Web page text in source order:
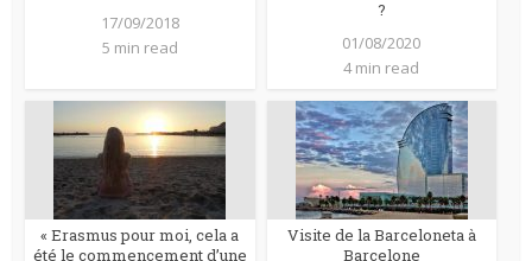
17/09/2018
5 min read
?
01/08/2020
4 min read
« Erasmus pour moi, cela a
été le commencement d’une
Visite de la Barceloneta à
Barcelone